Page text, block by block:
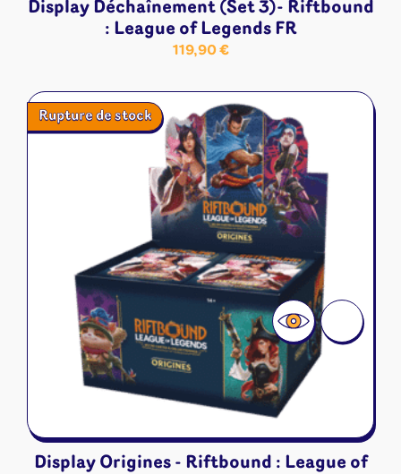
Display Déchaînement (Set 3)- Riftbound
: League of Legends FR
119,90€
Rupture de stock
Display Origines - Riftbound : League of